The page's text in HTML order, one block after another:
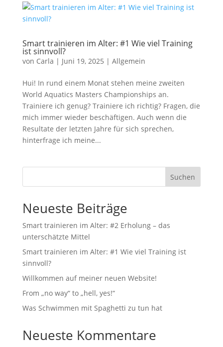
Smart trainieren im Alter: #1 Wie viel Training
ist sinnvoll?
von Carla | Juni 19, 2025 | Allgemein
Hui! In rund einem Monat stehen meine zweiten
World Aquatics Masters Championships an.
Trainiere ich genug? Trainiere ich richtig? Fragen, die
mich immer wieder beschäftigen. Auch wenn die
Resultate der letzten Jahre für sich sprechen,
hinterfrage ich meine...
Suchen
Neueste Beiträge
Smart trainieren im Alter: #2 Erholung – das
unterschätzte Mittel
Smart trainieren im Alter: #1 Wie viel Training ist
sinnvoll?
Willkommen auf meiner neuen Website!
From „no way“ to „hell, yes!“
Was Schwimmen mit Spaghetti zu tun hat
Neueste Kommentare